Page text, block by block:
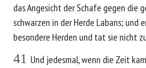
das Angesicht der Schafe gegen die
schwarzen in der Herde Labans; und
besondere Herden und tat sie nicht
41 Und jedesmal, wenn die Zeit